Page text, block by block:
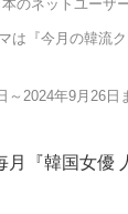
のネットユーザ
は『今月の韓流
～2024年9月26日
月『韓国女優